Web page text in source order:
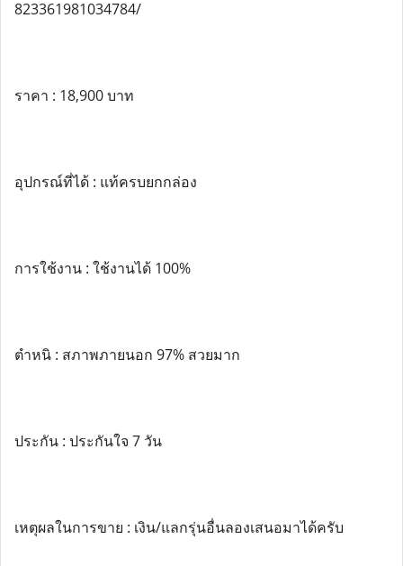
823361981034784/
ราคา : 18,900 บาท
อุปกรณ์ที่ได้ : แท้ครบยกกล่อง
การใช้งาน : ใช้งานได้ 100%
ตำหนิ : สภาพภายนอก 97% สวยมาก
ประกัน : ประกันใจ 7 วัน
เหตุผลในการขาย : เงิน/แลกรุ่นอื่นลองเสนอมาได้ครับ